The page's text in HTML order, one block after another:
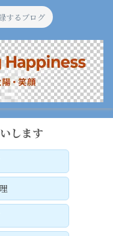
するブログ
します